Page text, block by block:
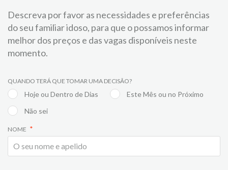
Descreva por favor as necessidades e preferências
do seu familiar idoso, para que o possamos informar
melhor dos preços e das vagas disponíveis neste
momento.
QUANDO TERÁ QUE TOMAR UMA DECISÃO?
Hoje ou Dentro de Dias
Este Mês ou no Próximo
Não sei
NOME